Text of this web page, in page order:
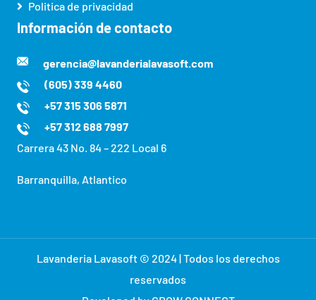
Politica de privacidad
Información de contacto
gerencia@lavanderialavasoft.com
(605) 339 4460
+57 315 306 5871
+57 312 688 7997
Carrera 43 No. 84 – 222 Local 6
Barranquilla, Atlantico
Lavanderia Lavasoft © 2024 | Todos los derechos
reservados